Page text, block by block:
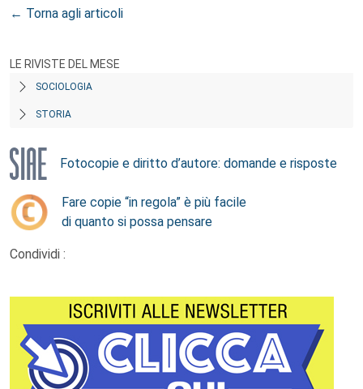
← Torna agli articoli
LE RIVISTE DEL MESE
SOCIOLOGIA
STORIA
Fotocopie e diritto d’autore: domande e risposte
Fare copie “in regola” è più facile
di quanto si possa pensare
Condividi :